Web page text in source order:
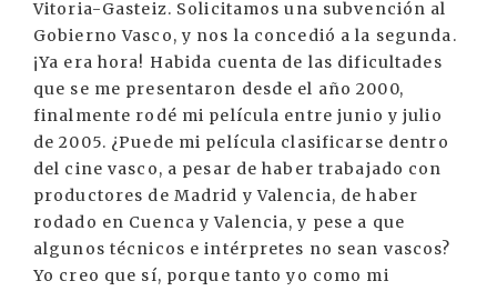
Vitoria-Gasteiz. Solicitamos una subvención al
Gobierno Vasco, y nos la concedió a la segunda.
¡Ya era hora! Habida cuenta de las dificultades
que se me presentaron desde el año 2000,
finalmente rodé mi película entre junio y julio
de 2005. ¿Puede mi película clasificarse dentro
del cine vasco, a pesar de haber trabajado con
productores de Madrid y Valencia, de haber
rodado en Cuenca y Valencia, y pese a que
algunos técnicos e intérpretes no sean vascos?
Yo creo que sí, porque tanto yo como mi